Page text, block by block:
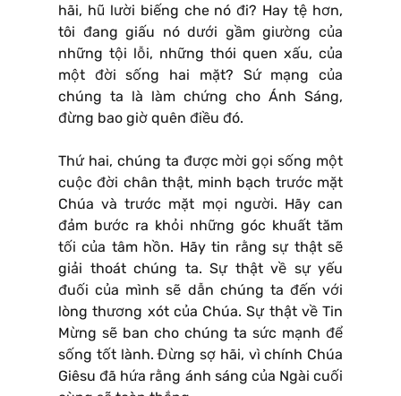
hãi, hũ lười biếng che nó đi? Hay tệ hơn,
tôi đang giấu nó dưới gầm giường của
những tội lỗi, những thói quen xấu, của
một đời sống hai mặt? Sứ mạng của
chúng ta là làm chứng cho Ánh Sáng,
đừng bao giờ quên điều đó.
Thứ hai, chúng ta được mời gọi sống một
cuộc đời chân thật, minh bạch trước mặt
Chúa và trước mặt mọi người. Hãy can
đảm bước ra khỏi những góc khuất tăm
tối của tâm hồn. Hãy tin rằng sự thật sẽ
giải thoát chúng ta. Sự thật về sự yếu
đuối của mình sẽ dẫn chúng ta đến với
lòng thương xót của Chúa. Sự thật về Tin
Mừng sẽ ban cho chúng ta sức mạnh để
sống tốt lành. Đừng sợ hãi, vì chính Chúa
Giêsu đã hứa rằng ánh sáng của Ngài cuối